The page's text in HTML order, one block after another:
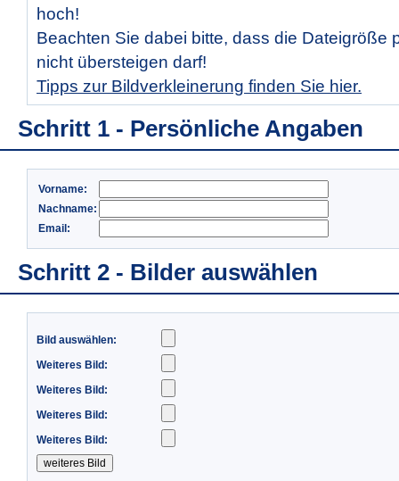
hoch!
Beachten Sie dabei bitte, dass die Dateigröße
nicht übersteigen darf!
Tipps zur Bildverkleinerung finden Sie hier.
Schritt 1 - Persönliche Angaben
Vorname:
Nachname:
Email:
Schritt 2 - Bilder auswählen
Bild auswählen:
Weiteres Bild:
Weiteres Bild:
Weiteres Bild:
Weiteres Bild: